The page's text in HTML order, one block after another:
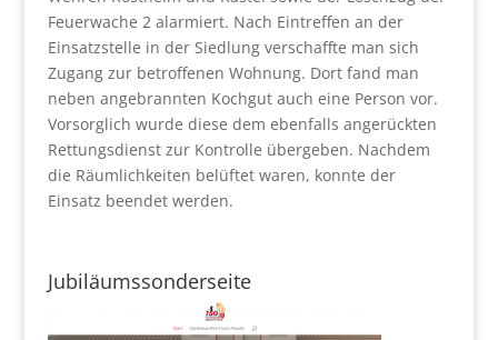
Feuerwache 2 alarmiert. Nach Eintreffen an der
Einsatzstelle in der Siedlung verschaffte man sich
Zugang zur betroffenen Wohnung. Dort fand man
neben angebrannten Kochgut auch eine Person vor.
Vorsorglich wurde diese dem ebenfalls angerückten
Rettungsdienst zur Kontrolle übergeben. Nachdem
die Räumlichkeiten belüftet waren, konnte der
Einsatz beendet werden.
Jubiläumssonderseite